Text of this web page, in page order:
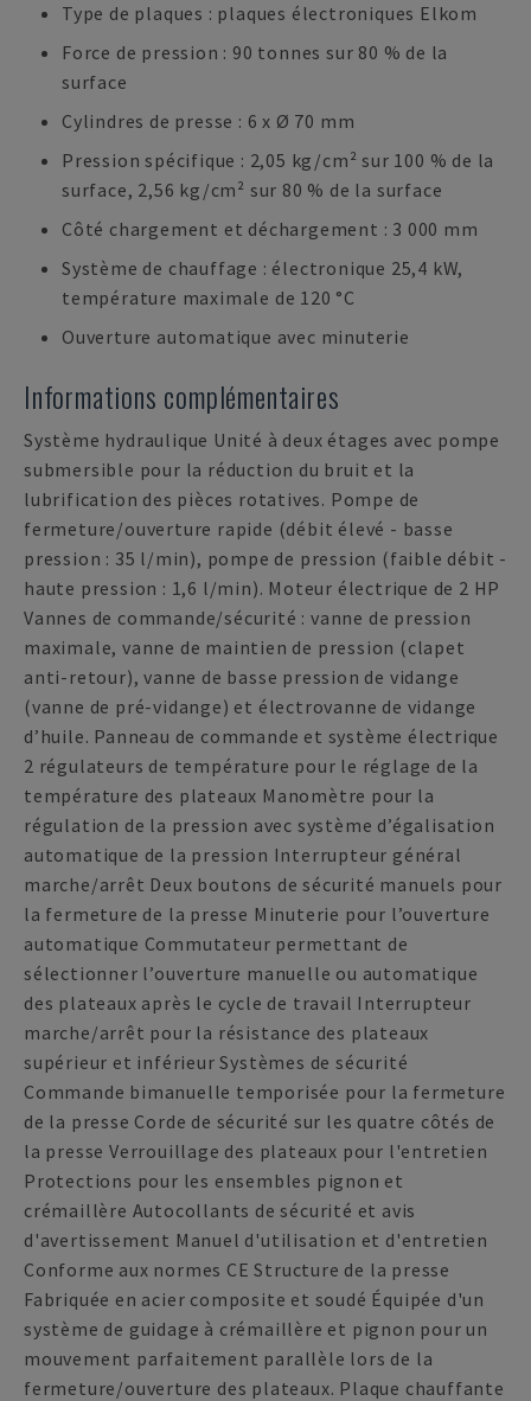
Type de plaques : plaques électroniques Elkom
Force de pression : 90 tonnes sur 80 % de la
surface
Cylindres de presse : 6 x Ø 70 mm
Pression spécifique : 2,05 kg/cm² sur 100 % de la
surface, 2,56 kg/cm² sur 80 % de la surface
Côté chargement et déchargement : 3 000 mm
Système de chauffage : électronique 25,4 kW,
température maximale de 120 °C
Ouverture automatique avec minuterie
Informations complémentaires
Système hydraulique Unité à deux étages avec pompe
submersible pour la réduction du bruit et la
lubrification des pièces rotatives. Pompe de
fermeture/ouverture rapide (débit élevé - basse
pression : 35 l/min), pompe de pression (faible débit -
haute pression : 1,6 l/min). Moteur électrique de 2 HP
Vannes de commande/sécurité : vanne de pression
maximale, vanne de maintien de pression (clapet
anti-retour), vanne de basse pression de vidange
(vanne de pré-vidange) et électrovanne de vidange
d’huile. Panneau de commande et système électrique
2 régulateurs de température pour le réglage de la
température des plateaux Manomètre pour la
régulation de la pression avec système d’égalisation
automatique de la pression Interrupteur général
marche/arrêt Deux boutons de sécurité manuels pour
la fermeture de la presse Minuterie pour l’ouverture
automatique Commutateur permettant de
sélectionner l’ouverture manuelle ou automatique
des plateaux après le cycle de travail Interrupteur
marche/arrêt pour la résistance des plateaux
supérieur et inférieur Systèmes de sécurité
Commande bimanuelle temporisée pour la fermeture
de la presse Corde de sécurité sur les quatre côtés de
la presse Verrouillage des plateaux pour l'entretien
Protections pour les ensembles pignon et
crémaillère Autocollants de sécurité et avis
d'avertissement Manuel d'utilisation et d'entretien
Conforme aux normes CE Structure de la presse
Fabriquée en acier composite et soudé Équipée d'un
système de guidage à crémaillère et pignon pour un
mouvement parfaitement parallèle lors de la
fermeture/ouverture des plateaux. Plaque chauffante